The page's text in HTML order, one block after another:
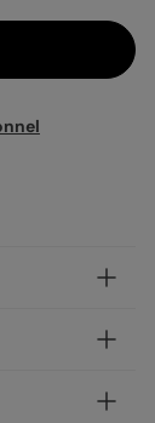
une touche
font lanos